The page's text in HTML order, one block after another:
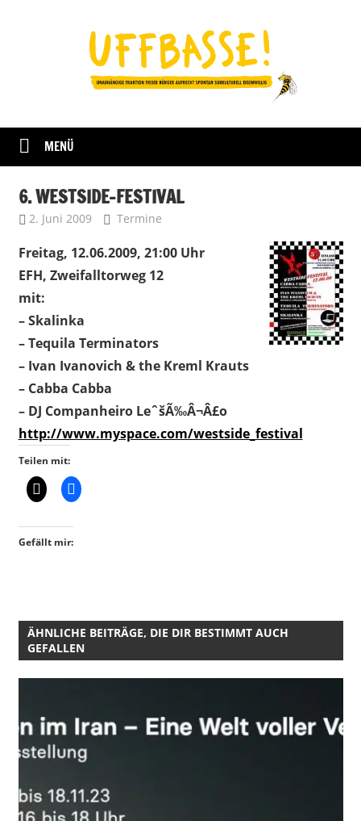
UFFBASSE!
Darmstadt
MENÜ
6. WESTSIDE-FESTIVAL
2. Juni 2009 Uffbasse
Termine
Freitag, 12.06.2009, 21:00 Uhr
EFH, Zweifalltorweg 12
mit:
– Skalinka
– Tequila Terminators
– Ivan Ivanovich & the Kreml Krauts
– Cabba Cabba
– DJ Companheiro LeˆšÃ‰Â¬Â£o
http://www.myspace.com/westside_festival
Teilen mit:
Gefällt mir:
ÄHNLICHE BEITRÄGE, DIE DIR BESTIMMT AUCH
GEFALLEN